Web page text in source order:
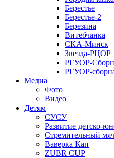
Берестье
Берестье-2
Березина
Витебчанка
СКА-Минск
Звезда-РЦОР
РГУОР-
РГУОР-
Медиа
Фото
Видео
Детям
СУСУ
Развитие детско-
Стремительный
Ваверка Кап
ZUBR CUP